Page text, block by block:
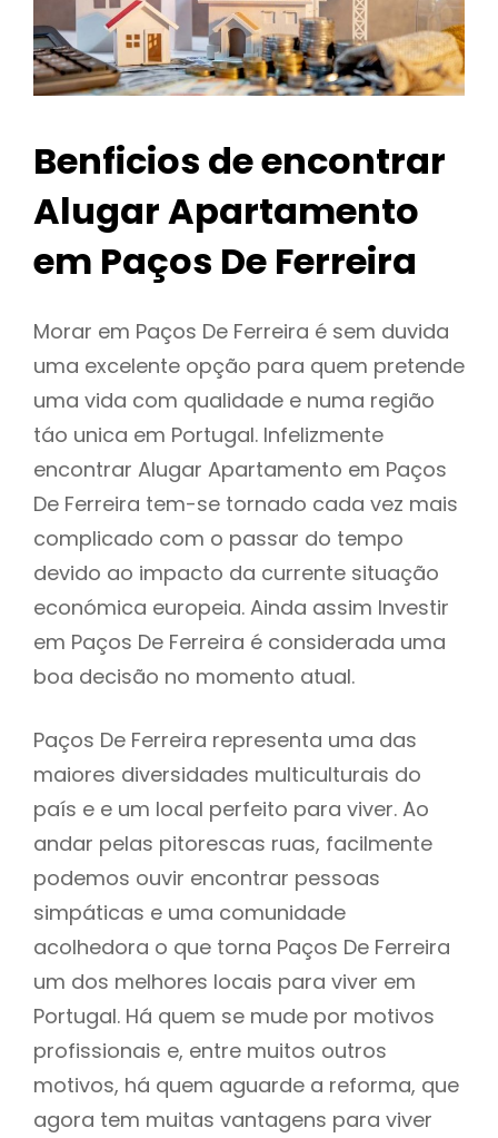
Benficios de encontrar
Alugar Apartamento
em Paços De Ferreira
Morar em Paços De Ferreira é sem duvida
uma excelente opção para quem pretende
uma vida com qualidade e numa região
táo unica em Portugal. Infelizmente
encontrar Alugar Apartamento em Paços
De Ferreira tem-se tornado cada vez mais
complicado com o passar do tempo
devido ao impacto da currente situação
económica europeia. Ainda assim Investir
em Paços De Ferreira é considerada uma
boa decisão no momento atual.
Paços De Ferreira representa uma das
maiores diversidades multiculturais do
país e e um local perfeito para viver. Ao
andar pelas pitorescas ruas, facilmente
podemos ouvir encontrar pessoas
simpáticas e uma comunidade
acolhedora o que torna Paços De Ferreira
um dos melhores locais para viver em
Portugal. Há quem se mude por motivos
profissionais e, entre muitos outros
motivos, há quem aguarde a reforma, que
agora tem muitas vantagens para viver